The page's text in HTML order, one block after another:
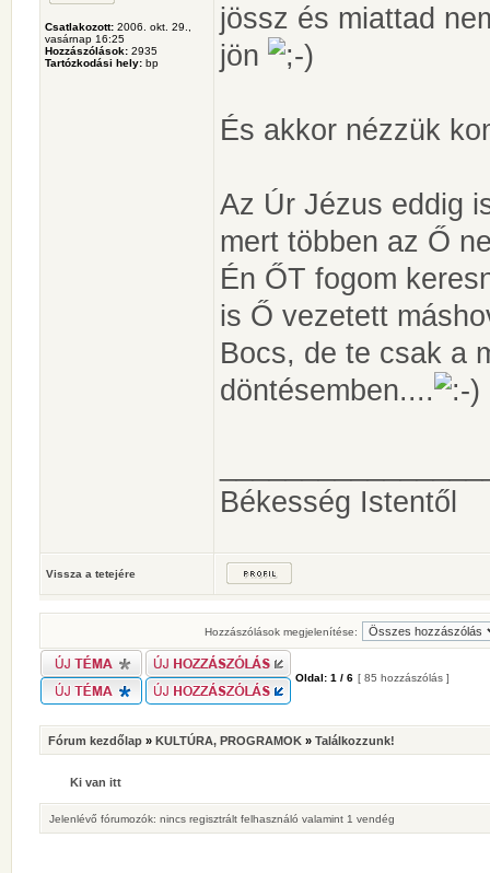
Csatlakozott: 2006. okt. 29.,
vasárnap 16:25
Hozzászólások: 2935
Tartózkodási hely: bp
jössz és miattad
jön
És akkor nézzük
Az Úr Jézus eddig
mert többen az Ő
Én ŐT fogom
is Ő vezetett
Bocs, de te csak a
döntésemben....
Békesség Istentől
Vissza a tetejére
Hozzászólások megjelenítése:
Oldal: 1 / 6 [ 85 hozzászólás ]
Fórum kezdőlap » KULTÚRA, PROGRAMOK » Találkozzunk!
Ki van itt
Jelenlévő fórumozók: nincs regisztrált felhasználó valamint 1 vendég